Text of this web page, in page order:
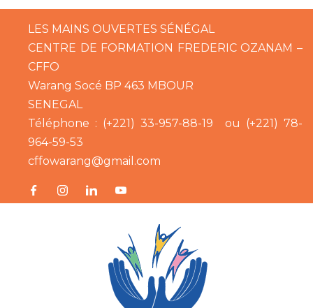
LES MAINS OUVERTES SÉNÉGAL
CENTRE DE FORMATION FREDERIC OZANAM –
CFFO
Warang Socé BP 463 MBOUR
SENEGAL
Téléphone : (+221) 33-957-88-19
ou (+221) 78-
964-59-53
cffowarang@gmail.com